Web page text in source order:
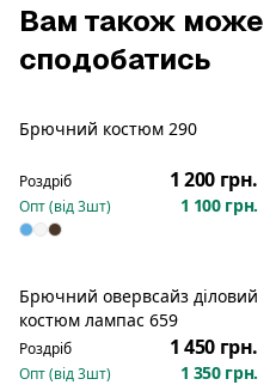
Вам також може
сподобатись
Брючний костюм 290
Роздріб 1 200 грн.
Опт (від3шт) 1 100 грн.
Брючний овервсайз діловий
костюм лампас 659
Роздріб 1 450 грн.
Опт (від3шт) 1 350 грн.